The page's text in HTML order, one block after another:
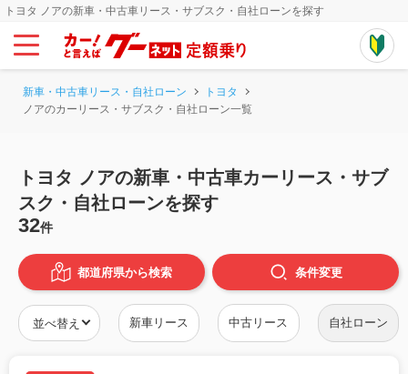
トヨタ ノアの新車・中古車リース・サブスク・自社ローンを探す
新車・中古車リース・自社ローン
トヨタ
ノアのカーリース・サブスク・自社ローン一覧
トヨタ ノアの新車・中古車カーリース・サブ
スク・自社ローンを探す
32件
都道府県から検索 条件変更
新車リース 中古リース 自社ローン